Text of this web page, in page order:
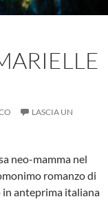
LASCIA UN
neo-mamma nel
romanzo di
in anteprima italiana